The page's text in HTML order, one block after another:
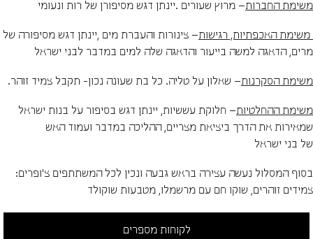
משימת החברות– מרוץ שעורים .יינתן דגש מסיפורן של רות ונעומי
משימת האכפתיות, רגישות– צינורות והעברת מים ,יינתן דגש מסיפורה של
מרים, הדאגה למשה בייעור והדאגה שלה למים במדבר לבני ישראל
משימת הסקרנות– שאלון על טליה. כל בת שעונה נכון- תקבל צמיד זוהר.
משימת ההחלטיות– חלוקת עששיות, יינתן דגש בסיפור על בנות ישראל
שמאירות את הדרך ביציאת מצריים, ההליכה במדבר ועמוד האש
של בני ישראל
בסוף המסלול נעשה עצירה בראש גבעה ונכין לכל המשתתפים צ'ופרים:
צמידים זוהרים, שוקו חם עם מרשמלו, מטבעות שוקולד
לקוחות מספרים